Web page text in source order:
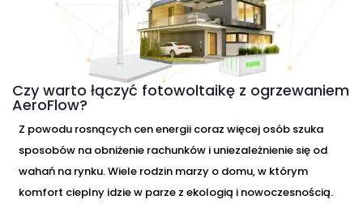
Czy warto łączyć fotowoltaikę z ogrzewaniem
AeroFlow?
Z powodu rosnących cen energii coraz więcej osób szuka
sposobów na obniżenie rachunków i uniezależnienie się od
wahań na rynku. Wiele rodzin marzy o domu, w którym
komfort cieplny idzie w parze z ekologią i nowoczesnością.